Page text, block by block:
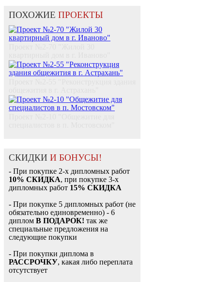
ПОХОЖИЕ ПРОЕКТЫ
СКИДКИ И БОНУСЫ!
- При покупке 2-х дипломных работ
10% СКИДКА, при покупке 3-х
дипломных работ 15% СКИДКА
- При покупке 5 дипломных работ (не
обязательно единовременно) - 6
диплом В ПОДАРОК! так же
специальные предложения на
следующие покупки
- При покупки диплома в
РАССРОЧКУ, какая либо переплата
отсутствует